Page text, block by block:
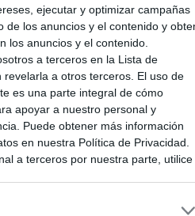
ejecutar y optimizar campañas
de los anuncios y el contenido y
los anuncios y el contenido.
a terceros en la Lista de
a otros terceros. El uso de
es una parte integral de cómo
apoyar a nuestro personal y
Puede obtener más información
en nuestra Política de Privacidad.
a terceros por nuestra parte, utilice
por nosotros o en información